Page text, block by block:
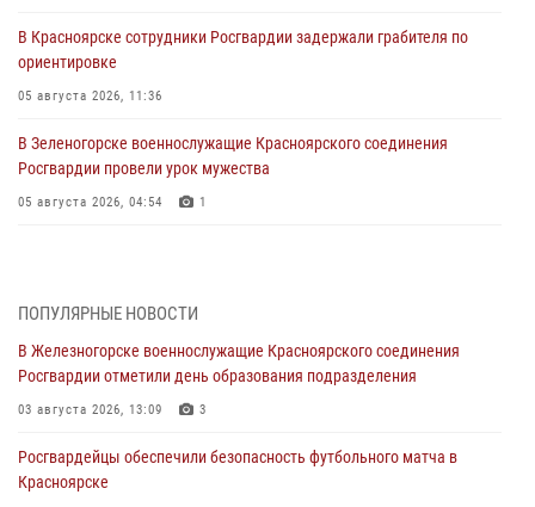
В Красноярске сотрудники Росгвардии задержали грабителя по
ориентировке
05 августа 2026, 11:36
В Зеленогорске военнослужащие Красноярского соединения
Росгвардии провели урок мужества
05 августа 2026, 04:54 1
05 августа 2026, 04:52 1
В Красноярске сотрудники вневедомственной охраны Росгвардии
задержали подозреваемого в серии краж из гипермаркета
04 августа 2026, 09:57
Сотрудники Росгвардии обеспечили общественный порядок во
время проведения экстремального заплыва в Дудинке
ПОПУЛЯРНЫЕ НОВОСТИ
В Железногорске военнослужащие Красноярского соединения
Росгвардии отметили день образования подразделения
03 августа 2026, 13:09 3
Росгвардейцы обеспечили безопасность футбольного матча в
Красноярске